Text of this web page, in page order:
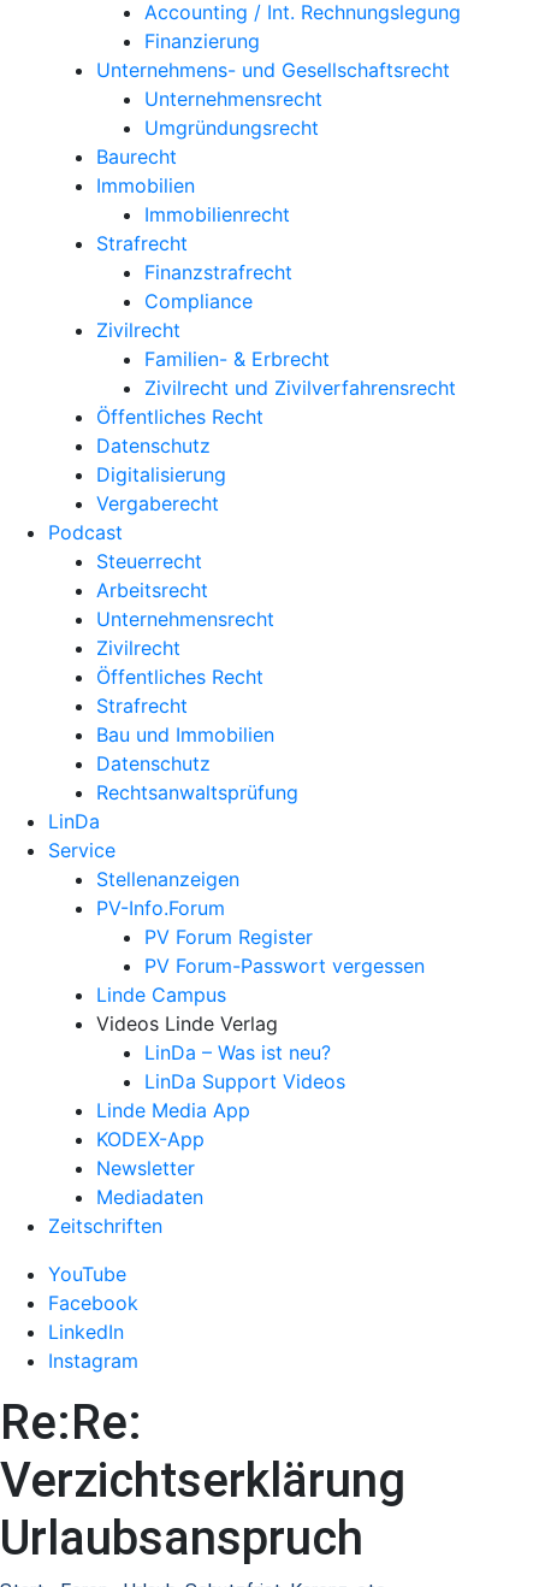
Accounting / Int. Rechnungslegung
Finanzierung
Unternehmens- und Gesellschaftsrecht
Unternehmensrecht
Umgründungsrecht
Baurecht
Immobilien
Immobilienrecht
Strafrecht
Finanzstrafrecht
Compliance
Zivilrecht
Familien- & Erbrecht
Zivilrecht und Zivilverfahrensrecht
Öffentliches Recht
Datenschutz
Digitalisierung
Vergaberecht
Podcast
Steuerrecht
Arbeitsrecht
Unternehmens­recht
Zivilrecht
Öffentliches Recht
Strafrecht
Bau und Immobilien
Datenschutz
Rechtsanwalts­prüfung
LinDa
Service
Stellenanzeigen
PV-Info.Forum
PV Forum Register
PV Forum-Passwort vergessen
Linde Campus
Videos Linde Verlag
LinDa – Was ist neu?
LinDa Support Videos
Linde Media App
KODEX-App
Newsletter
Mediadaten
Zeitschriften
YouTube
Facebook
LinkedIn
Instagram
Re:Re:
Verzichtserklärung
Urlaubsanspruch